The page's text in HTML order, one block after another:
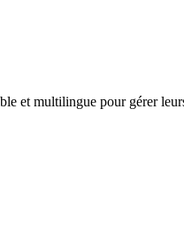
et multilingue pour gérer